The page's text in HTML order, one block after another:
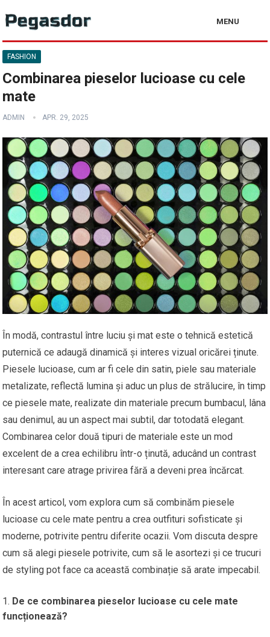
MENU
FASHION
Combinarea pieselor lucioase cu cele
mate
ADMIN APR. 29, 2025
În modă, contrastul între luciu și mat este o tehnică estetică
puternică ce adaugă dinamică și interes vizual oricărei ținute.
Piesele lucioase, cum ar fi cele din satin, piele sau materiale
metalizate, reflectă lumina și aduc un plus de strălucire, în timp
ce piesele mate, realizate din materiale precum bumbacul, lâna
sau denimul, au un aspect mai subtil, dar totodată elegant.
Combinarea celor două tipuri de materiale este un mod
excelent de a crea echilibru într-o ținută, aducând un contrast
interesant care atrage privirea fără a deveni prea încărcat.
În acest articol, vom explora cum să combinăm piesele
lucioase cu cele mate pentru a crea outfituri sofisticate și
moderne, potrivite pentru diferite ocazii. Vom discuta despre
cum să alegi piesele potrivite, cum să le asortezi și ce trucuri
de styling pot face ca această combinație să arate impecabil.
De ce combinarea pieselor lucioase cu cele mate
funcționează?